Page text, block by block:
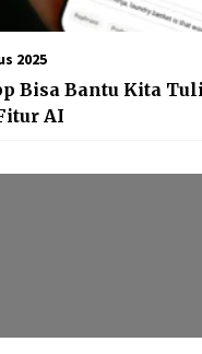
2025
Bisa Bantu Kita
AI